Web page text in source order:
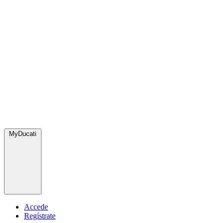
MyDucati
Accede
Regístrate